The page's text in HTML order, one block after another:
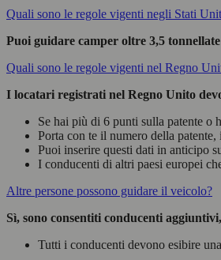
Quali sono le regole vigenti negli Stati
Puoi guidare camper oltre 3,5
Quali sono le regole vigenti nel Regno
I locatari registrati nel Regno Unito
Se hai più di 6 punti sulla patente o
Porta con te il numero della
Puoi inserire questi dati in anticipo
I conducenti di altri paesi europei
Altre persone possono guidare il veicolo?
Sì, sono consentiti conducenti
Tutti i conducenti devono esibire